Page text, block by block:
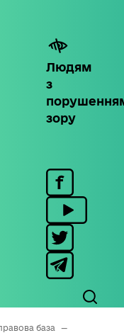
Людям
з
зору
база
—